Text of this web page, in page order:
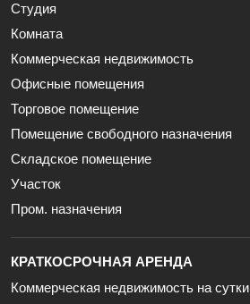
Студия
Комната
Коммерческая недвижимость
Офисные помещения
Торговое помещение
Помещение свободного назначения
Складское помещение
Участок
Пром. назначения
КРАТКОСРОЧНАЯ АРЕНДА
Коммерческая недвижимость на сутки